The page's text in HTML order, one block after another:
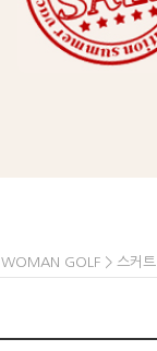
WOMAN GOLF > 스커트